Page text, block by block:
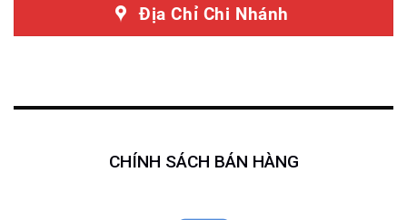
Địa Chỉ Chi Nhánh
CHÍNH SÁCH BÁN HÀNG